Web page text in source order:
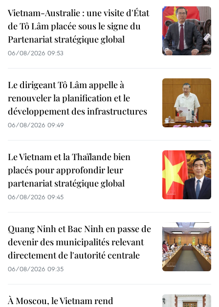
Vietnam-Australie : une visite d'État
de Tô Lâm placée sous le signe du
Partenariat stratégique global
06/08/2026 09:53
Le dirigeant Tô Lâm appelle à
renouveler la planification et le
développement des infrastructures
06/08/2026 09:49
Le Vietnam et la Thaïlande bien
placés pour approfondir leur
partenariat stratégique global
06/08/2026 09:45
Quang Ninh et Bac Ninh en passe de
devenir des municipalités relevant
directement de l'autorité centrale
06/08/2026 09:35
À Moscou, le Vietnam rend